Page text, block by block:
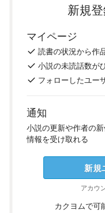
新規
マイページ
読書の状況から作
小説の未読話数が
フォローしたユー
通知
小説の更新や作者の
情報を受け取れる
新規
アカウ
カクヨムで可